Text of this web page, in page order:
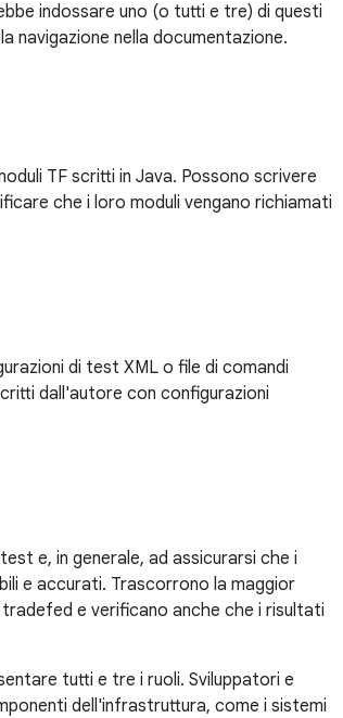
indossare uno (o tutti e tre) di questi
navigazione nella documentazione.
TF scritti in Java. Possono scrivere
che i loro moduli vengano richiamati
di test XML o file di comandi
dall'autore con configurazioni
e, in generale, ad assicurarsi che i
e accurati. Trascorrono la maggior
e verificano anche che i risultati
tutti e tre i ruoli. Sviluppatori e
dell'infrastruttura, come i sistemi